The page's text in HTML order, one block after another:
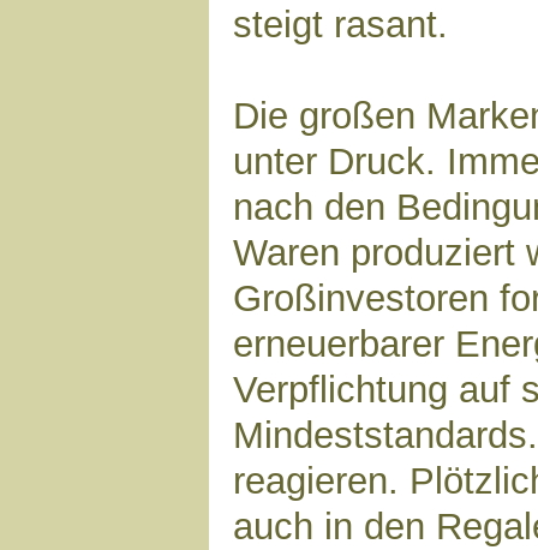
steigt rasant.
Die großen
unter Druck.
nach den
Waren produziert
Großinvestoren
erneuerbarer
Verpflichtung auf
reagieren.
auch in den